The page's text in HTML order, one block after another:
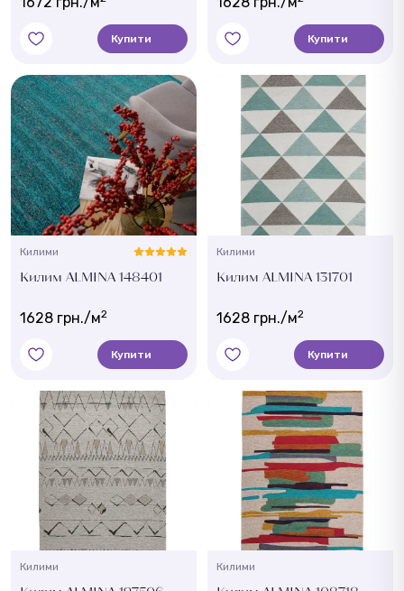
Купити Купити
Килими
Килим ALMINA 148401
1628 грн./м2
Купити
Килими
Килим ALMINA 131701
1628 грн./м2
Купити
Килими Килими